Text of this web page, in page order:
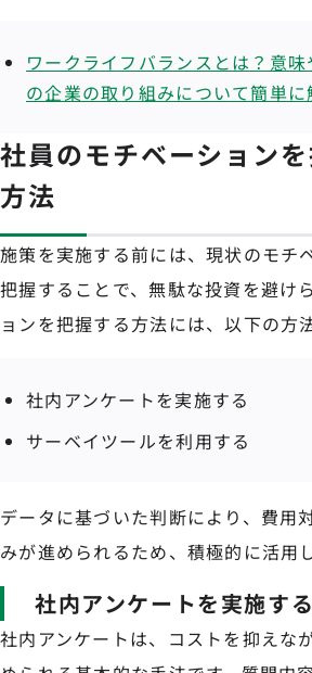
ワークライフバランスとは？意
の企業の取り組みについて簡単に
社員のモチベーション
方法
施策を実施する前には、現状のモチ
把握することで、無駄な投資を避け
ョンを把握する方法には、以下の方
社内アンケートを実施する
サーベイツールを利用する
データに基づいた判断により、費用
みが進められるため、積極的に活用
社内アンケートを実施する
社内アンケートは、コストを抑えな